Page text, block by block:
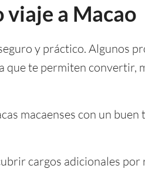
viaje a Macao
y práctico. Algunos
que te permiten convertir,
macaenses con un buen
cargos adicionales por